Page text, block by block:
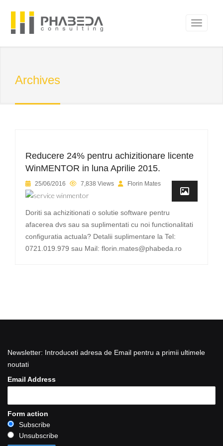
Archives
Reducere 24% pentru achizitionare licente
WinMENTOR in luna Aprilie 2015.
25/06/2016 7,838 Views Florin Mates
Doriti sa achizitionati o solutie software pentru
afacerea dvs sau sa suplimentati cu noi functionalitati
configuratia actuala? Detalii suplimentare la Tel:
0721.019.979 sau Mail: florin.mates@phabeda.ro
Newsletter: Introduceti adresa de Email pentru a primii ultimele
noutati
Email Address
Form action
Subscribe
Unsubscribe